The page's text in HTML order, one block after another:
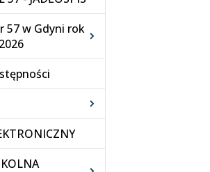
57 w Gdyni rok